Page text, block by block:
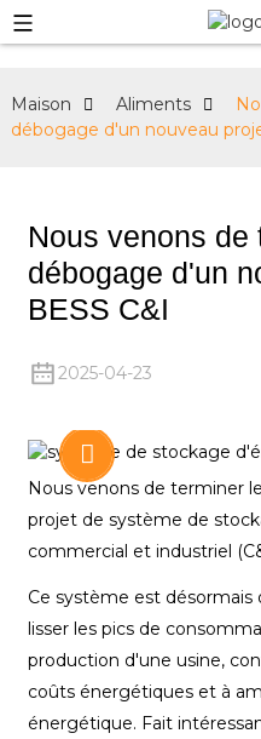
Maison Aliments
débogage d'un nouveau
Nous venons de
débogage d'un
BESS C&I
2025-04-23
Nous venons de terminer
projet de système de
commercial et industriel
Ce système est
lisser les pics de
production d'une usine,
coûts énergétiques et à
énergétique. Fait